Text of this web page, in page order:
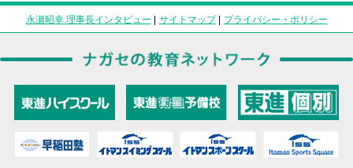
永瀬昭幸 理事長インタビュー | サイトマップ| プライバシー・ポリシー